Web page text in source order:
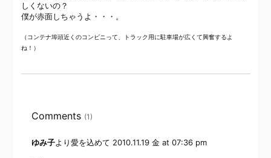
しくないの？
僕が赤面しちゃうよ・・・。
（コンテナ埠頭近くのコンビニって、トラック用に駐車場が広くて興奮するよ
ね！）
Comments (1)
ゆみ子より愛を込めて 2010.11.19 金 at 07:36 pm